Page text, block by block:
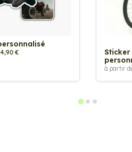
4,90 €
Sticker
à partir